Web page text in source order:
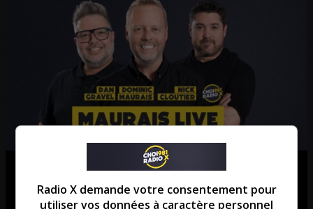
Maurais Live – Intégral du 07-08-
2026
Radio X demande votre consentement pour
utiliser vos données à caractère personnel